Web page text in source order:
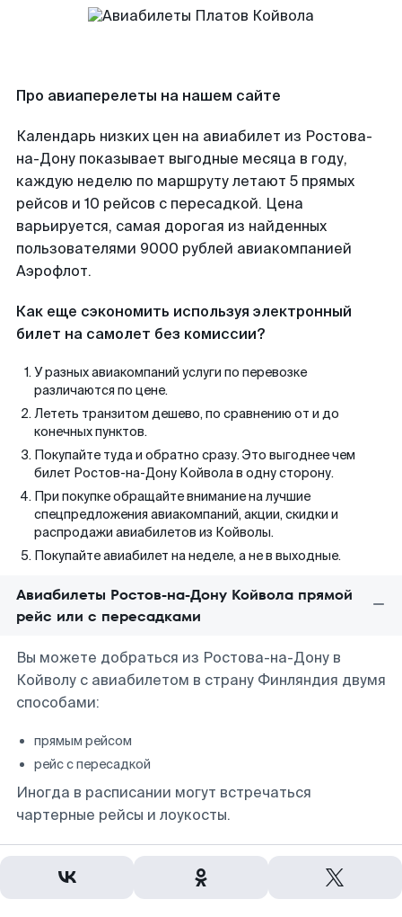
Про авиаперелеты на нашем сайте
Календарь низких цен на авиабилет из Ростова-
на-Дону показывает выгодные месяца в году,
каждую неделю по маршруту летают 5 прямых
рейсов и 10 рейсов с пересадкой. Цена
варьируется, самая дорогая из найденных
пользователями 9000 рублей авиакомпанией
Аэрофлот.
Как еще сэкономить используя электронный
билет на самолет без комиссии?
У разных авиакомпаний услуги по перевозке
различаются по цене.
Лететь транзитом дешево, по сравнению от и до
конечных пунктов.
Покупайте туда и обратно сразу. Это выгоднее чем
билет Ростов-на-Дону Койвола в одну сторону.
При покупке обращайте внимание на лучшие
спецпредложения авиакомпаний, акции, скидки и
распродажи авиабилетов из Койволы.
Покупайте авиабилет на неделе, а не в выходные.
Авиабилеты Ростов-на-Дону Койвола прямой
рейс или с пересадками
Вы можете добраться из Ростова-на-Дону в
Койволу с авиабилетом в страну Финляндия двумя
способами:
прямым рейсом
рейс с пересадкой
Иногда в расписании могут встречаться
чартерные рейсы и лоукосты.